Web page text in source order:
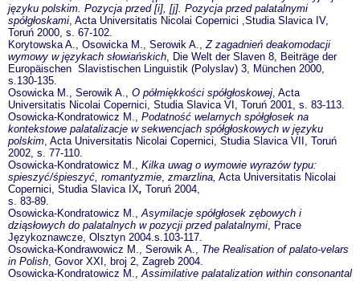
języku polskim. Pozycja przed [i], [j]. Pozycja przed palatalnymi
spółgłoskami, Acta Universitatis Nicolai Copernici ,Studia Slavica IV,
Toruń 2000, s. 67-102.
Korytowska A., Osowicka M., Serowik A.,Z zagadnień deakomodacji
wymowy w językach słowiańskich, Die Welt der Slaven 8, Beiträge der
Europäischen Slavistischen Linguistik (Polyslav) 3, München 2000,
s.130-135.
Osowicka M., Serowik A., O półmiękkości spółgłoskowej, Acta
Universitatis Nicolai Copernici, Studia Slavica VI, Toruń 2001, s. 83-113.
Osowicka-Kondratowicz M., Podatność welarnych spółgłosek na
kontekstowe palatalizacje w sekwencjach spółgłoskowych w języku
polskim, Acta Universitatis Nicolai Copernici, Studia Slavica VII, Toruń
2002, s. 77-110.
Osowicka-Kondratowicz M., Kilka uwag o wymowie wyrazów typu:
spieszyć/śpieszyć, romantyzmie, zmarzlina, Acta Universitatis Nicolai
Copernici, Studia Slavica IX, Toruń 2004,
s. 83-89.
Osowicka-Kondratowicz M.,Asymilacje spółgłosek zębowych i
dziąsłowych do palatalnych w pozycji przed palatalnymi, Prace
Językoznawcze, Olsztyn 2004.s.103-117.
Osowicka-Kondrawowicz M., Serowik A., The Realisation of palato-velars
in Polish, Govor XXI, broj 2, Zagreb 2004.
Osowicka-Kondratowicz M.,Assimilative palatalization within consonantal